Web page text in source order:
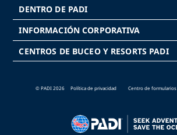
DENTRO DE PADI
INFORMACIÓN CORPORATIVA
CENTROS DE BUCEO Y RESORTS PADI
© PADI 2026 Política de privacidad Centro de formularios